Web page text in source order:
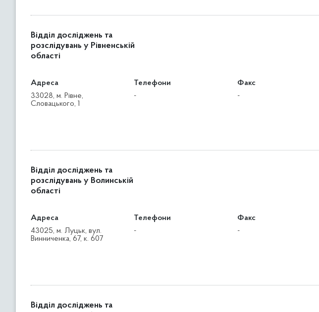
Відділ досліджень та
розслідувань у Рівненській
області
Адреса
33028, м. Рівне,
Словацького, 1
Телефони
-
Факс
-
Відділ досліджень та
розслідувань у Волинській
області
Адреса
43025, м. Луцьк, вул.
Винниченка, 67, к. 607
Телефони
-
Факс
-
Відділ досліджень та